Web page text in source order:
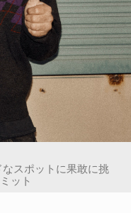
スポットに果敢に挑
ット